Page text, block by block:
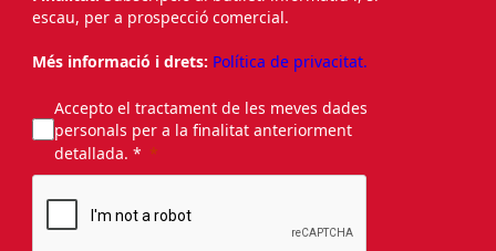
escau, per a prospecció comercial.
Més informació i drets: Política de privacitat.
Accepto el tractament de les meves dades
personals per a la finalitat anteriorment
detallada. *